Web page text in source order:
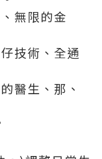
無限的金
技術、全通
醫生、那、